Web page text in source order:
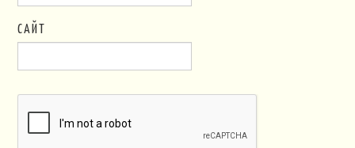
САЙТ